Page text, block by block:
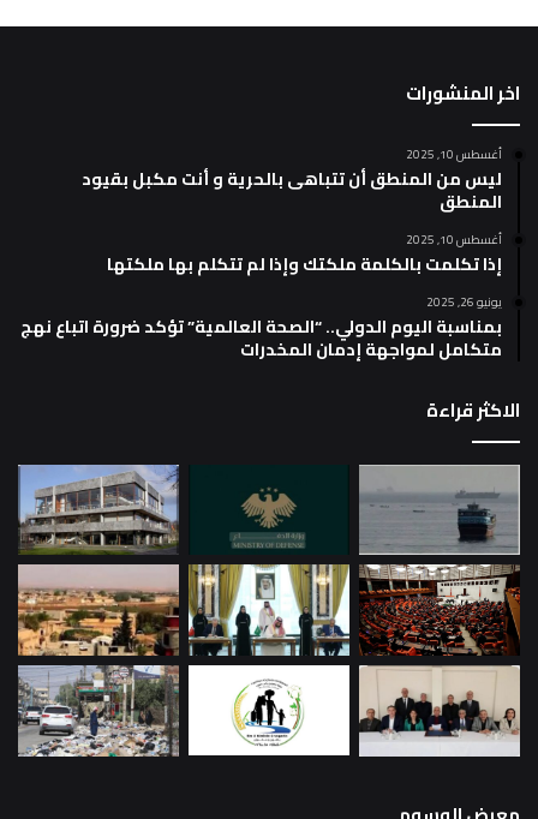
اخر المنشورات
أغسطس 10, 2025
ليس من المنطق أن تتباهى بالحرية و أنت مكبل بقيود
المنطق
أغسطس 10, 2025
إذا تكلمت بالكلمة ملكتك وإذا لم تتكلم بها ملكتها
يونيو 26, 2025
بمناسبة اليوم الدولي.. “الصحة العالمية” تؤكد ضرورة اتباع نهج
متكامل لمواجهة إدمان المخدرات
الاكثر قراءة